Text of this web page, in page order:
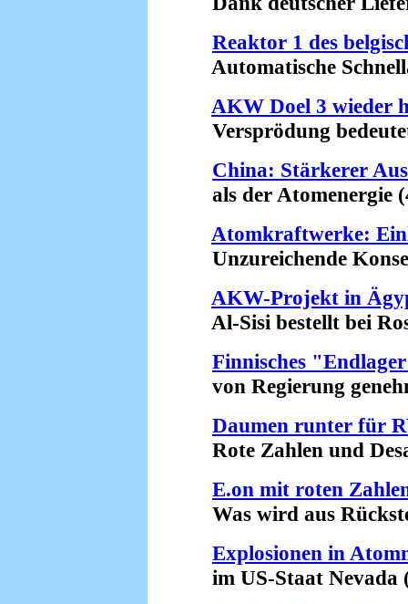
Reaktor 1 des
Automatische
AKW Doel 3 wieder
Versprödung bedeutet
China: Stärkerer
als der Atomenergie
Atomkraftwerke:
Unzureichende
AKW-Projekt in
Al-Sisi bestellt bei
Finnisches
von Regierung
Daumen runter für
Rote Zahlen und
E.on mit roten
Was wird aus
Explosionen in
im US-Staat Nevada